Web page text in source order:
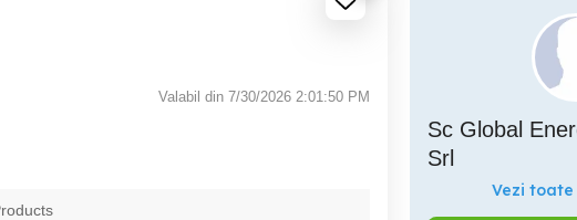
Valabil din 7/30/2026 2:01:50 PM
Sc Global
Srl
Vezi